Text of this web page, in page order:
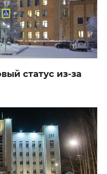
статус из-за